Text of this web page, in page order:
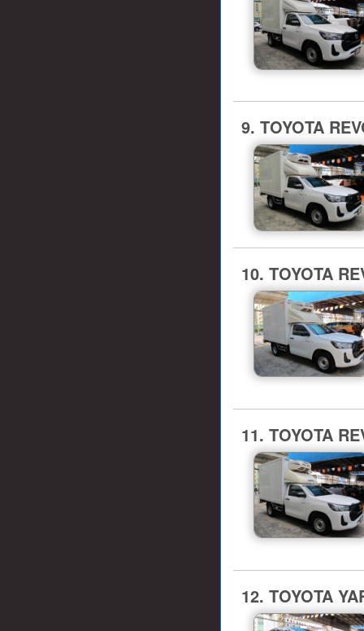
9. TOYOTA
10. TOYOTA
11. TOYOTA
12. TOYOTA